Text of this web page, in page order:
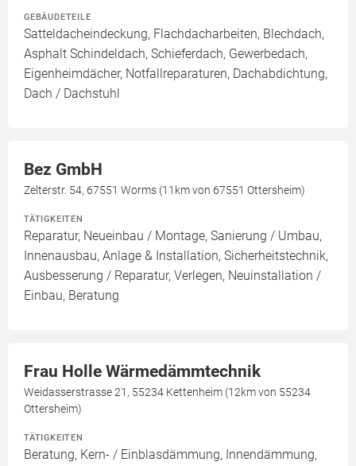
GEBÄUDETEILE
Satteldacheindeckung, Flachdacharbeiten, Blechdach,
Asphalt Schindeldach, Schieferdach, Gewerbedach,
Eigenheimdächer, Notfallreparaturen, Dachabdichtung,
Dach / Dachstuhl
Bez GmbH
Zelterstr. 54, 67551 Worms (11km von 67551 Ottersheim)
TÄTIGKEITEN
Reparatur, Neueinbau / Montage, Sanierung / Umbau,
Innenausbau, Anlage & Installation, Sicherheitstechnik,
Ausbesserung / Reparatur, Verlegen, Neuinstallation /
Einbau, Beratung
Frau Holle Wärmedämmtechnik
Weidasserstrasse 21, 55234 Kettenheim (12km von 55234
Ottersheim)
TÄTIGKEITEN
Beratung, Kern- / Einblasdämmung, Innendämmung,